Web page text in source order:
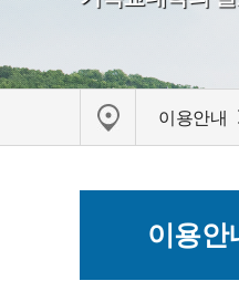
이용안내
이용안